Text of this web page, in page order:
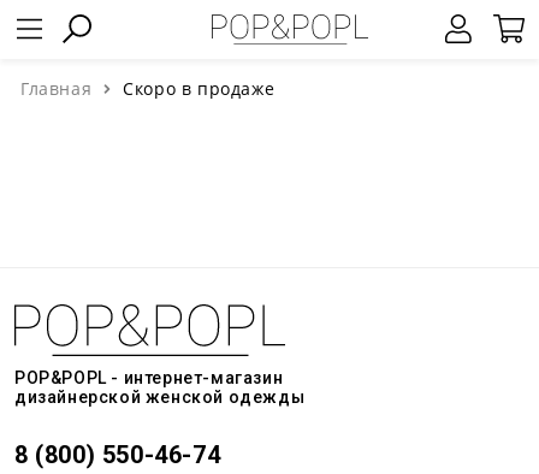
Главная Скоро в продаже
POP&POPL - интернет-магазин
дизайнерской женской одежды
8 (800) 550-46-74